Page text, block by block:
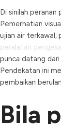
Di sinilah
Pemerhatian
ujian air terkawal,
peralatan
punca datang
Pendekatan ini
pembaikan
Bila